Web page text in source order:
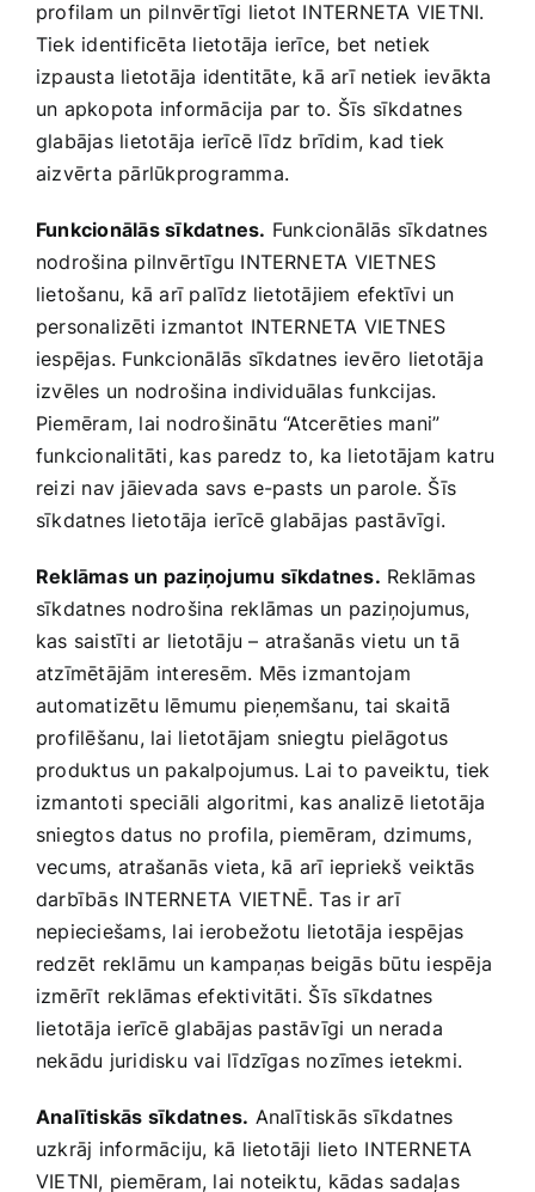
profilam un pilnvērtīgi lietot INTERNETA VIETNI.
Tiek identificēta lietotāja ierīce, bet netiek
izpausta lietotāja identitāte, kā arī netiek ievākta
un apkopota informācija par to. Šīs sīkdatnes
glabājas lietotāja ierīcē līdz brīdim, kad tiek
aizvērta pārlūkprogramma.
Funkcionālās sīkdatnes. Funkcionālās sīkdatnes
nodrošina pilnvērtīgu INTERNETA VIETNES
lietošanu, kā arī palīdz lietotājiem efektīvi un
personalizēti izmantot INTERNETA VIETNES
iespējas. Funkcionālās sīkdatnes ievēro lietotāja
izvēles un nodrošina individuālas funkcijas.
Piemēram, lai nodrošinātu “Atcerēties mani”
funkcionalitāti, kas paredz to, ka lietotājam katru
reizi nav jāievada savs e-pasts un parole. Šīs
sīkdatnes lietotāja ierīcē glabājas pastāvīgi.
Reklāmas un paziņojumu sīkdatnes. Reklāmas
sīkdatnes nodrošina reklāmas un paziņojumus,
kas saistīti ar lietotāju – atrašanās vietu un tā
atzīmētājām interesēm. Mēs izmantojam
automatizētu lēmumu pieņemšanu, tai skaitā
profilēšanu, lai lietotājam sniegtu pielāgotus
produktus un pakalpojumus. Lai to paveiktu, tiek
izmantoti speciāli algoritmi, kas analizē lietotāja
sniegtos datus no profila, piemēram, dzimums,
vecums, atrašanās vieta, kā arī iepriekš veiktās
darbībās INTERNETA VIETNĒ. Tas ir arī
nepieciešams, lai ierobežotu lietotāja iespējas
redzēt reklāmu un kampaņas beigās būtu iespēja
izmērīt reklāmas efektivitāti. Šīs sīkdatnes
lietotāja ierīcē glabājas pastāvīgi un nerada
nekādu juridisku vai līdzīgas nozīmes ietekmi.
Analītiskās sīkdatnes. Analītiskās sīkdatnes
uzkrāj informāciju, kā lietotāji lieto INTERNETA
VIETNI, piemēram, lai noteiktu, kādas sadaļas